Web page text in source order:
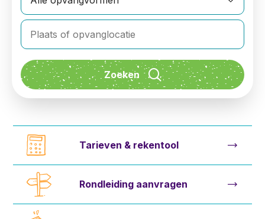
Tarieven & rekentool
Rondleiding aanvragen